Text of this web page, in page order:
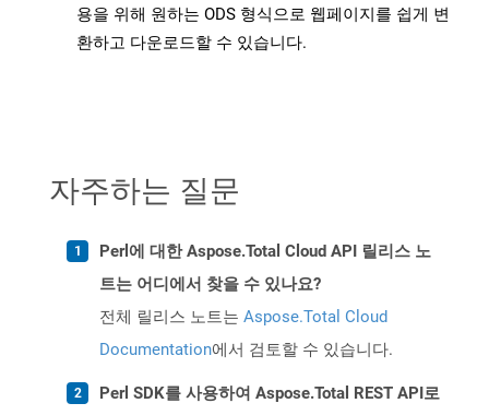
용을 위해 원하는 ODS 형식으로 웹페이지를 쉽게 변
환하고 다운로드할 수 있습니다.
자주하는 질문
Perl에 대한 Aspose.Total Cloud API 릴리스 노
트는 어디에서 찾을 수 있나요?
전체 릴리스 노트는 Aspose.Total Cloud
Documentation에서 검토할 수 있습니다.
Perl SDK를 사용하여 Aspose.Total REST API로